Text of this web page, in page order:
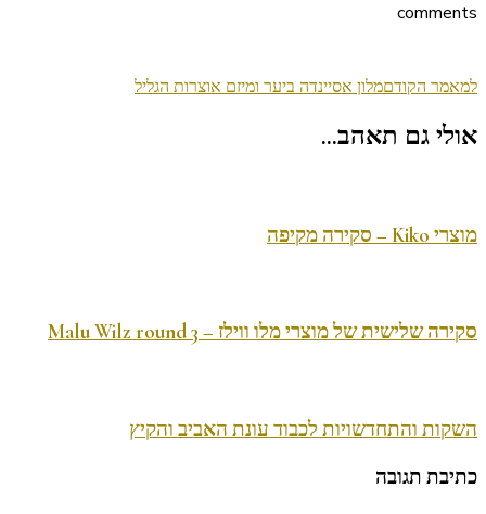
comments
ניווט
למאמר הקודםמלון אסיינדה ביער ומיזם אוצרות הגליל
אולי גם תאהב...
מוצרי Kiko – סקירה מקיפה
סקירה שלישית של מוצרי מלו ווילז – Malu Wilz round 3
השקות והתחדשויות לכבוד עונת האביב והקיץ
כתיבת תגובה